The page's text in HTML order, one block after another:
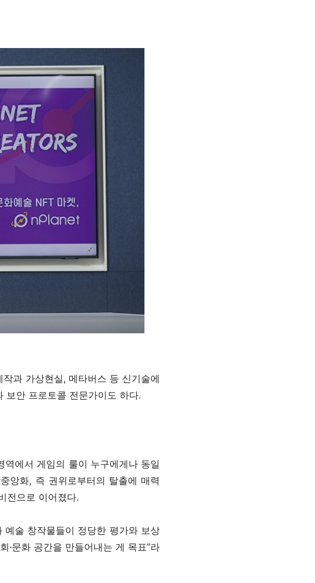
과 가상현실, 메타버스 등 신기술에
보안 프로토콜 전문가이도 하다.
에서 게임의 룰이 누구에게나 동일
앙화, 즉 권위로부터의 탈출에 매력
전으로 이어졌다.
예술 창작물들이 정당한 평가와 보상
·문화 공간을 만들어내는 게 목표”라